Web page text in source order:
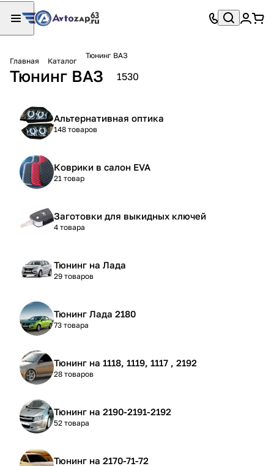
Главная Каталог
Тюнинг ВАЗ
Тюнинг ВАЗ 1530
Альтернативная оптика
148 товаров
Коврики в салон EVA
21 товар
Заготовки для выкидных ключей
4 товара
Тюнинг на Лада
29 товаров
Тюнинг Лада 2180
73 товара
Тюнинг на 1118, 1119, 1117 , 2192
28 товаров
Тюнинг на 2190-2191-2192
52 товара
Тюнинг на 2170-71-72